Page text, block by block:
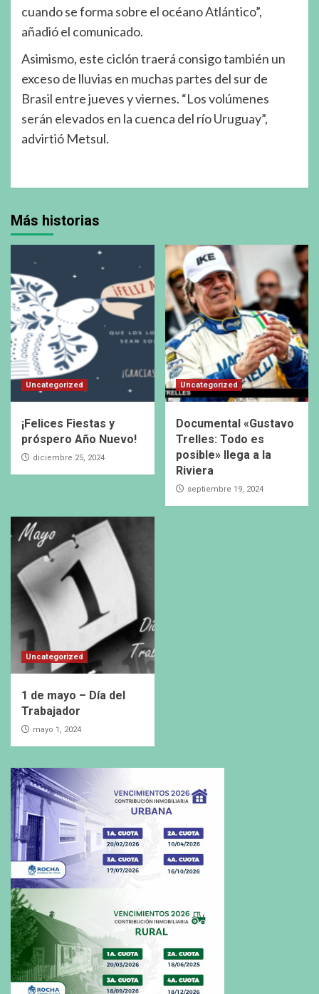
cuando se forma sobre el océano Atlántico”,
añadió el comunicado.
Asimismo, este ciclón traerá consigo también un
exceso de lluvias en muchas partes del sur de
Brasil entre jueves y viernes. “Los volúmenes
serán elevados en la cuenca del río Uruguay”,
advirtió Metsul.
Más historias
Uncategorized
¡Felices Fiestas y
próspero Año Nuevo!
diciembre 25, 2024
Uncategorized
Documental «Gustavo
Trelles: Todo es
posible» llega a la
Riviera
septiembre 19, 2024
Uncategorized
1 de mayo – Día del
Trabajador
mayo 1, 2024